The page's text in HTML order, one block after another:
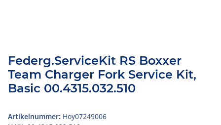
Federg.ServiceKit RS Boxxer
Team Charger Fork Service Kit,
Basic 00.4315.032.510
Artikelnummer: Hoy07249006